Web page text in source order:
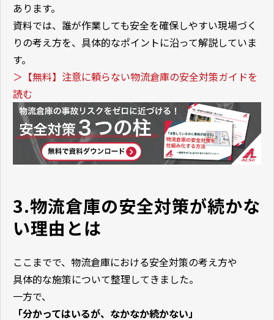
あります。
資料では、誰が作業しても安全を確保しやすい現場づく
りの考え方を、具体的なポイントに沿って解説していま
す。
＞【無料】注意に頼らない物流倉庫の安全対策ガイドを
読む
3.物流倉庫の安全対策が続かな
い理由とは
ここまでで、物流倉庫における安全対策の考え方や
具体的な施策について整理してきました。
一方で、
「分かってはいるが、なかなか続かない」